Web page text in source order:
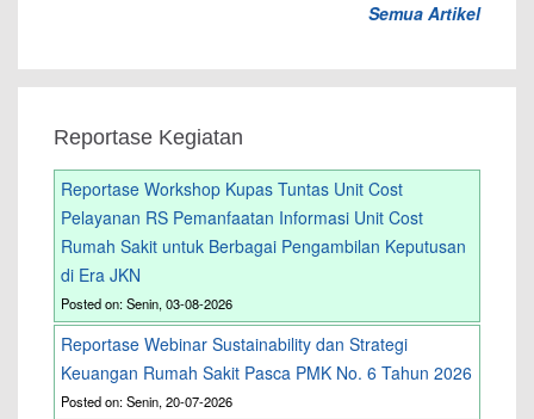
Semua Artikel
Reportase Kegiatan
Reportase Workshop Kupas Tuntas Unit Cost
Pelayanan RS Pemanfaatan Informasi Unit Cost
Rumah Sakit untuk Berbagai Pengambilan Keputusan
di Era JKN
Posted on: Senin, 03-08-2026
Reportase Webinar Sustainability dan Strategi
Keuangan Rumah Sakit Pasca PMK No. 6 Tahun 2026
Posted on: Senin, 20-07-2026